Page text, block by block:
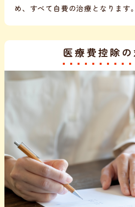
め、すべて自費の治療となります。
医療費控除の